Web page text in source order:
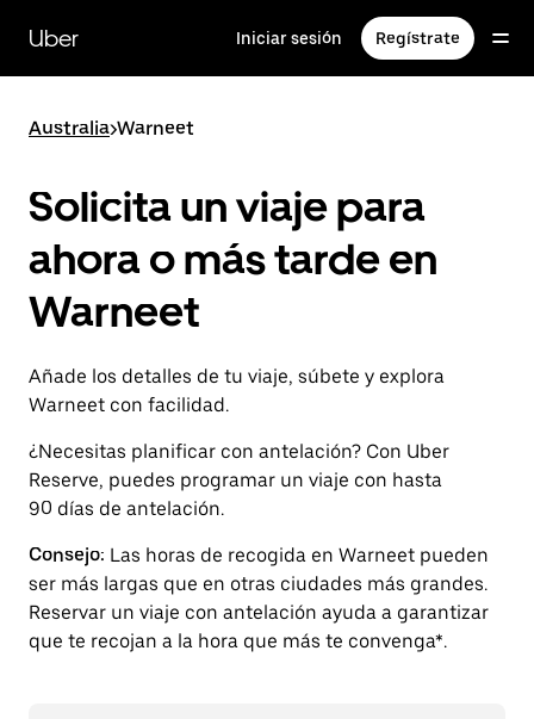
contenido
principal
Uber Iniciar sesión Regístrate
Australia>Warneet
Solicita un viaje para
ahora o más tarde en
Warneet
Añade los detalles de tu viaje, súbete y explora
Warneet con facilidad.
¿Necesitas planificar con antelación? Con Uber
Reserve, puedes programar un viaje con hasta
90 días de antelación.
Consejo: Las horas de recogida en Warneet pueden
ser más largas que en otras ciudades más grandes.
Reservar un viaje con antelación ayuda a garantizar
que te recojan a la hora que más te convenga*.